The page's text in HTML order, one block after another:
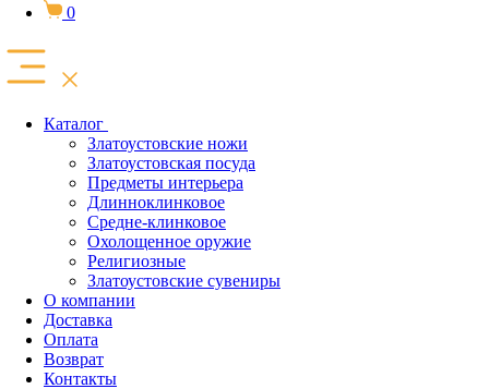
0
Каталог
Златоустовские ножи
Златоустовская посуда
Предметы интерьера
Длинноклинковое
Средне-клинковое
Охолощенное оружие
Религиозные
Златоустовские сувениры
О компании
Доставка
Оплата
Возврат
Контакты